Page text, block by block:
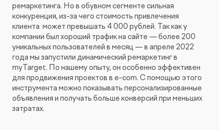
ремаркетинга. Но в обувном сегменте сильная
конкуренция, из-за чего стоимость привлечения
клиента может превышать 4 000 рублей. Так как у
компании был хороший трафик на сайте — более 200
уникальных пользователей в месяц — в апреле 2022
года мы запустили динамический ремаркетинг в
myTarget. По нашему опыту, он особенно эффективен
для продвижения проектов в e-com. С помощью этого
инструмента можно показывать персонализированные
объявления и получать больше конверсий при меньших
затратах.